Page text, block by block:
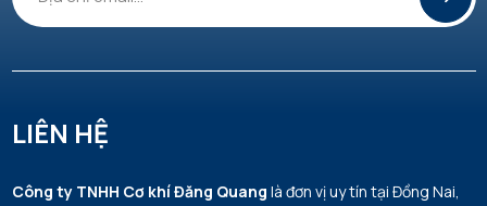
LIÊN HỆ
Công ty TNHH Cơ khí Đăng Quang là đơn vị uy tín tại Đồng Nai,